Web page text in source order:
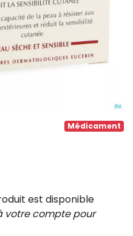
Médicament
est disponible
votre compte pour